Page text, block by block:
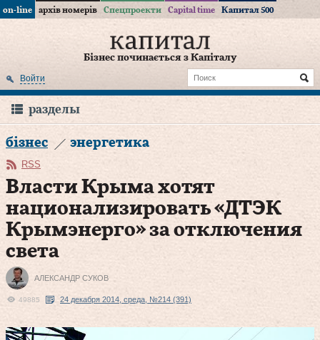
on-line архів номерів Спецпроекти Capital time Капитал 500
Бізнес починається з Капіталу
Войти
разделы
бізнес энергетика
RSS
Власти Крыма хотят
национализировать «ДТЭК
Крымэнерго» за отключения
света
АЛЕКСАНДР СУКОВ
49885 24 декабря 2014, среда, №214 (391)